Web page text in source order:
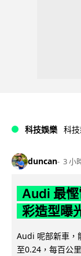
科技娛樂 科
duncan 3 小
Audi 最
彩造型曝
Audi 呢部新車，
至0.24，每百公